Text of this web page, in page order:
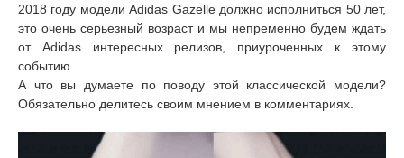
2018 году модели Adidas Gazelle должно исполниться 50 лет,
это очень серьезный возраст и мы непременно будем ждать
от Adidas интересных релизов, приуроченных к этому
событию.
А что вы думаете по поводу этой классической модели?
Обязательно делитесь своим мнением в комментариях.